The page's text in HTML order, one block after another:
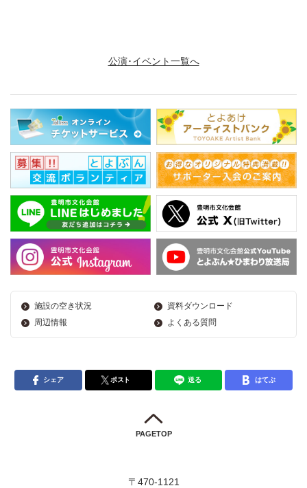
公演･イベント一覧へ
施設の空き状況
資料ダウンロード
周辺情報
よくある質問
シェア ポスト 送る はてぶ
PAGETOP
〒470-1121